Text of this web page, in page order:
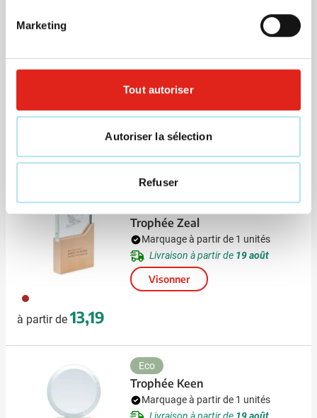
Marketing
Tout autoriser
Autoriser la sélection
Refuser
à partir de 3,33
Marquage à partir de 30 unités
945
à partir de 13,19
Eco
Trophée Zeal
Marquage à partir de 1 unités
Livraison à partir de 19 août
Visonner
Eco
Trophée Keen
Marquage à partir de 1 unités